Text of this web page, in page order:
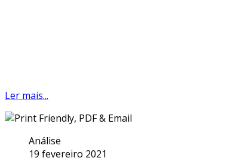
Ler mais...
Análise
19 fevereiro 2021